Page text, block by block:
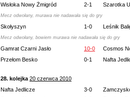
Wisłoka Nowy Żmigród 2-1 Szarotka
Mecz odwołany, murawa nie nadawała się do gry
Skołyszyn 1-0 Leśnik
Mecz odwołany, bowiem murawa nie nadawała się do gry
Gamrat Czarni Jasło 10-0
Cosmos
Przełom Besko
0-1 Nafta
28. kolejka 20 czerwca 2010
Nafta Jedlicze
3-0